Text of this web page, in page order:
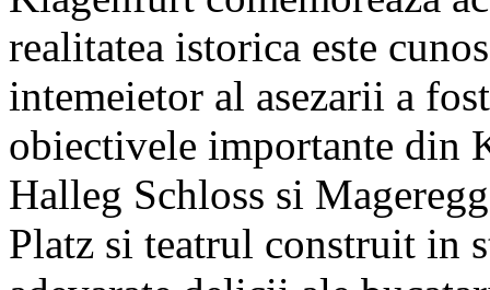
realitatea istorica este
intemeietor al asezarii a
obiectivele importante din
Halleg Schloss si
Platz si teatrul construit in